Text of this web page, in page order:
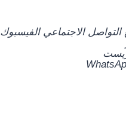
التواصل الاجتماعي الفيسبوك